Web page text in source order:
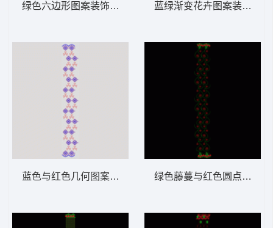
绿色六边形图案装饰带 窗帘
蓝色与红色几何图案排列 窗帘
蓝绿渐变花卉图案装饰 窗帘
绿色藤蔓与红色圆点装饰图